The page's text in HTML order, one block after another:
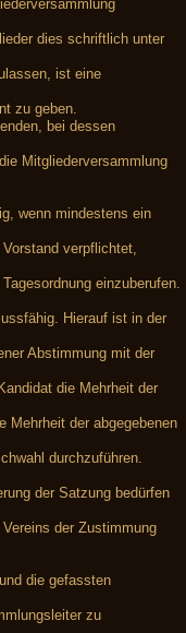
dies schriftlich unter
ist eine
zu geben.
bei dessen
Mitgliederversammlung
wenn mindestens ein
verpflichtet,
einzuberufen.
Hierauf ist in der
Abstimmung mit der
die Mehrheit der
Mehrheit der abgegebenen
durchzuführen.
der Satzung bedürfen
der Zustimmung
die gefassten
zu